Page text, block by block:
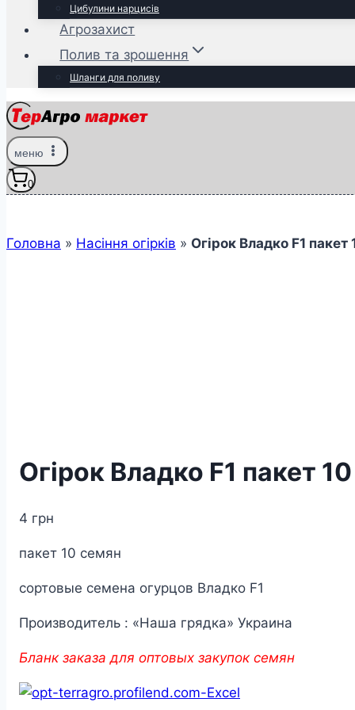
Цибулини нарцисів
Агрозахист
Полив та зрошення
Шланги для поливу
меню
0
Головна » Насіння огірків » Огірок Владко F1 пакет
Огірок Владко F1 пакет
4 грн
пакет 10 семян
сортовые семена огурцов Владко F1
Производитель : «Наша грядка» Украина
Бланк заказа для оптовых закупок семян